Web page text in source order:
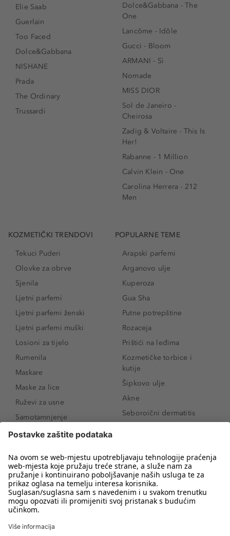
Elie Saab
Guerlain
Too Faced
Dolce&Gabbana
NISHANE
Prada
The Ordinary
Trussardi
Dolce&Gabbana - The
One
Lancôme - Idôle
Gucci - Bloom
ARMANI - Sì
Nomade
MISS DIOR
Sol de Janeiro -
Cheirosa
Zadig & Voltaire - This Is
Her!
Rabanne - 1 Million
Calvin Klein - One
Carolina Herrera - 212
Men
KOZMETIČKI TRENDOVI
Tekuci Puderi
Olovke za obrve
Sjenila
Ljetni parfemi
Ljetni parfemi ženski
Ljetni parfemi muški
Losioni za tijelo
Rumenila
Maskare
Maske za lice
Ruževi za usne
Samotamnjenje
Puderi
Proizvodi za obrve
Sunce i zaštita
Serumi za lice
Proizvodi za čišćenje lica
POPULARNE TEME
Arapski parfemi
Arganovo ulje
Kuperoza
Gua Sha
Putne potrepštine
Rozaceja
Prištići na leđima
Kozmetičke torbice i
kutije
Šipkovo ulje
Akne
Seboroični dermatitis
Novo
Koji mi parfem
odgovara?
Kako našminkati oči da